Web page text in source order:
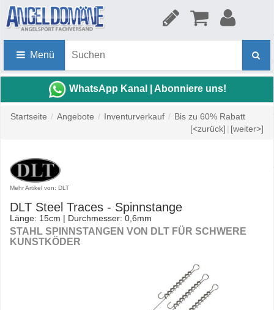
Menü
WhatsApp Kanal | Abonniere uns!
Startseite / Angebote / Inventurverkauf / Bis zu 60% Rabatt
[<zurück] | [weiter>]
Mehr Artikel von: DLT
DLT Steel Traces - Spinnstange
Länge: 15cm | Durchmesser: 0,6mm
STAHL SPINNSTANGEN VON DLT FÜR SCHWERE
KUNSTKÖDER